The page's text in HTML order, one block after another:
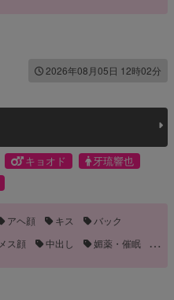
2026年08月05日 12時02分
キョオド
牙琉響也
アヘ顔 キス
バック
メス顔 中出し
媚薬・催眠